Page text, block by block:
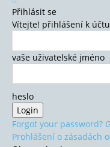
Přihlásit se
Vítejte! přihlášení k účtu
vaše uživatelské jméno
heslo
Forgot your password?
Prohlášení o zásadách